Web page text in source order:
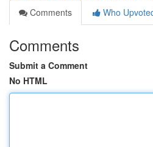
Comments
Who
Comments
Submit a Comment
No HTML